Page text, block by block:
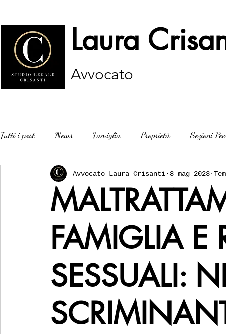
Laura
Avvocato
Tutti i post News Famiglia Proprietà Sezioni
FAMIGLIA E
SESSUALI:
Avvocato Laura Crisanti 8 mag 2023